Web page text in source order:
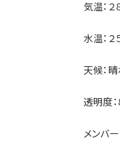
気温：
水温：
天候：
透明度
メンバー